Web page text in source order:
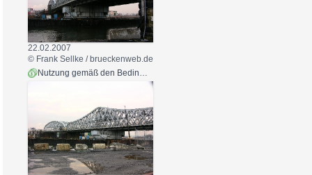
22.02.2007
© Frank Sellke / brueckenweb.de
Nutzung gemäß den Bedingungen